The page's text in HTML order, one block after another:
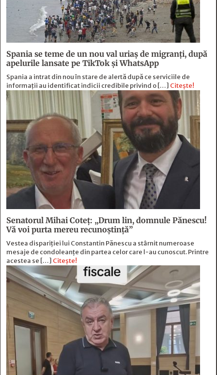
Spania se teme de un nou val uriaș de migranți, după
apelurile lansate pe TikTok și WhatsApp
Spania a intrat din nou în stare de alertă după ce serviciile de
informații au identificat indicii credibile privind o […] Citește!
Senatorul Mihai Coteț: „Drum lin, domnule Pănescu!
Vă voi purta mereu recunoștință”
Vestea dispariției lui Constantin Pănescu a stârnit numeroase
mesaje de condoleanțe din partea celor care l-au cunoscut. Printre
acestea se […] Citește!